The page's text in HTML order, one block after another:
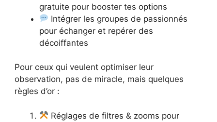
gratuite pour booster tes options
Intégrer les groupes de passionnés
pour échanger et repérer des
décoiffantes
Pour ceux qui veulent optimiser leur
observation, pas de miracle, mais quelques
règles d’or :
Réglages de filtres & zooms pour